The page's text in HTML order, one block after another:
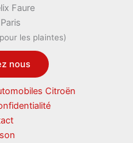
Faure
les plaintes)
nous
Citroën